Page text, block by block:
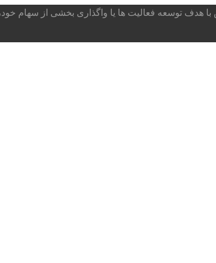
با هدف توسعه فعالیت ها یا واگذاری بخشی از سهام خود،